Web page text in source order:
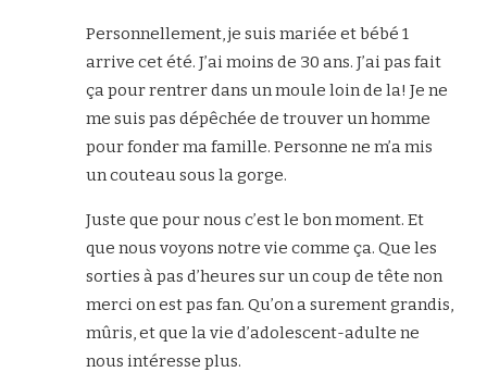
Personnellement, je suis mariée et bébé 1
arrive cet été. J’ai moins de 30 ans. J’ai pas fait
ça pour rentrer dans un moule loin de la! Je ne
me suis pas dépêchée de trouver un homme
pour fonder ma famille. Personne ne m’a mis
un couteau sous la gorge.
Juste que pour nous c’est le bon moment. Et
que nous voyons notre vie comme ça. Que les
sorties à pas d’heures sur un coup de tête non
merci on est pas fan. Qu’on a surement grandis,
mûris, et que la vie d’adolescent-adulte ne
nous intéresse plus.